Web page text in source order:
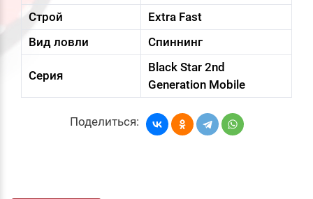
Строй
Extra Fast
Вид ловли
Спиннинг
Серия
Black Star 2nd
Generation Mobile
Поделиться: